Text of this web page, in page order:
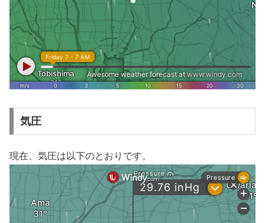
気圧
現在、気圧は以下のとおりです。